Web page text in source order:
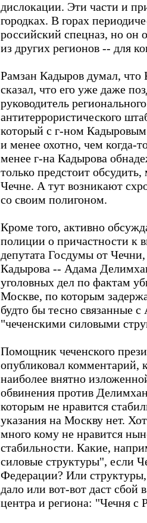
дислокации. Эти части и
городках. В горах
российский спецназ, но он
из других регионов -- для
Рамзан Кадыров думал,
сказал, что его уже даже
руководитель
антитеррористического
который с г-ном Кадыровым
и менее охотно, чем когда-
менее г-на Кадырова
только предстоит
Чечне. А тут возникают
со своим полигоном.
Кроме того, активно
полиции о причастности к
депутата Госдумы от
Кадырова -- Адама
уголовных дел по фактам
Москве, по которым
будто бы тесно связанные
"чеченскими силовыми
Помощник чеченского
опубликовал комментарий,
наиболее внятно
обвинения против
которым не нравится
указания на Москву нет.
много кому не нравится
стабильности. Какие,
силовые структуры", если
Федерации? Или
дало или вот-вот даст
центра и региона: "Чечня с